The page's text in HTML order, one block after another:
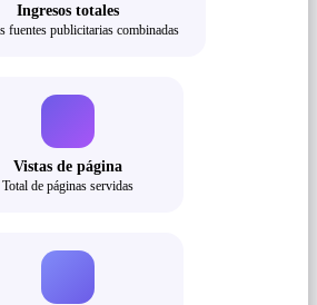
Ingresos totales
fuentes publicitarias combinadas
Vistas de página
Total de páginas servidas